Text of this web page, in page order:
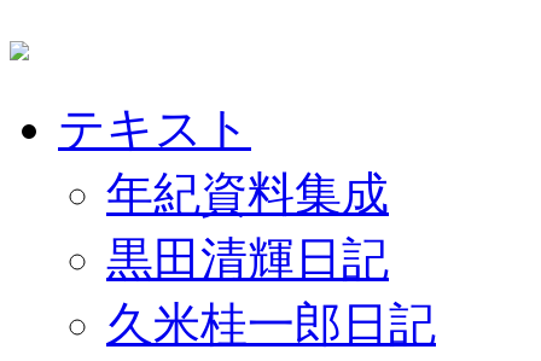
テキスト
年紀資料集成
黒田清輝日記
久米桂一郎日記